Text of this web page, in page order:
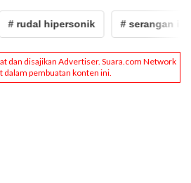
# rudal hipersonik # serangan iran